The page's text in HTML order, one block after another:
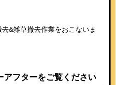
&雑草撤去作業をおこないま
アフターをご覧ください